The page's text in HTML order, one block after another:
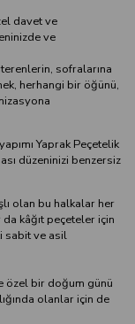
davet ve
ve
sofralarına
herhangi bir öğünü,
Yaprak Peçetelik
düzeninizi benzersiz
olan bu halkalar her
kâğıt peçeteler için
sabit ve asil
özel bir doğum günü
olanlar için de